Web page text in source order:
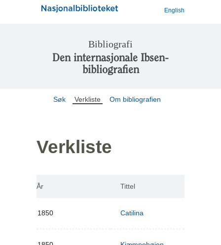
English
Bibliografi
Den internasjonale Ibsen-
bibliografien
Søk Verkliste Om bibliografien
Verkliste
År Tittel
1850 Catilina